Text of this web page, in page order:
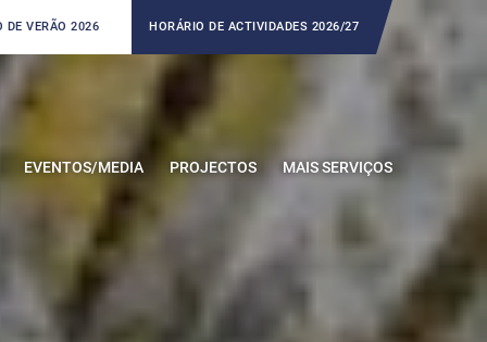
DE VERÃO 2026 HORÁRIO DE ACTIVIDADES 2026/27
EVENTOS/MEDIA PROJECTOS MAIS SERVIÇOS